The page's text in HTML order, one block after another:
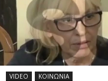
VIDEO ΚΟΙΝΩΝΙΑ